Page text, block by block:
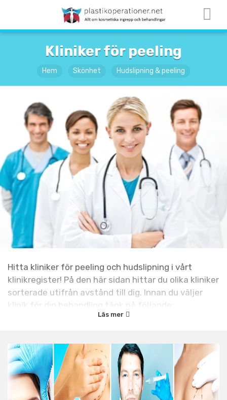
Kliniker för peeling
Hem Skönhet Hudslipning & peeling
Hitta kliniker för peeling och hudslipning i vårt
klinikregister! På den här sidan hittar du olika kliniker
sorterade utifrån avstånd till dig. Innan du väljer
klinik för din behandling tänk på följande:
vilken klinik du väljer. Det är kvalité, trygghet
och ett bra slutresultat som är det viktigaste.
Om duskall göra ett kirurgiskt ingrepp så gå på
flera konsultationer hos olika kirurger innan du
Läs mer